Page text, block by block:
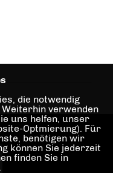
die notwendig
verwenden
uns helfen, unser
Optmierung). Für
benötigen wir
können Sie jederzeit
finden Sie in